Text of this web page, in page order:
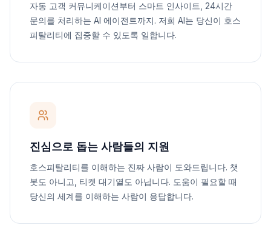
자동 고객 커뮤니케이션부터 스마트 인사이트, 24시간
문의를 처리하는 AI 에이전트까지. 저희 AI는 당신이 호스
피탈리티에 집중할 수 있도록 일합니다.
진심으로 돕는 사람들의 지원
호스피탈리티를 이해하는 진짜 사람이 도와드립니다. 챗
봇도 아니고, 티켓 대기열도 아닙니다. 도움이 필요할 때
당신의 세계를 이해하는 사람이 응답합니다.